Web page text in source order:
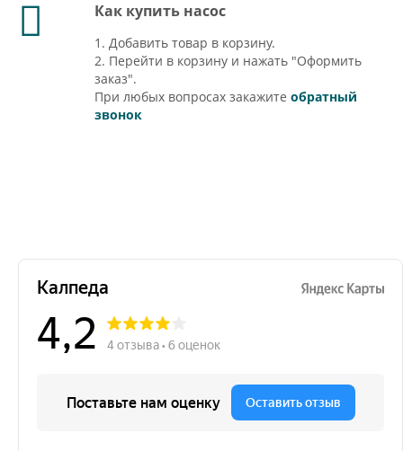
Как купить насос
1. Добавить товар в корзину.
2. Перейти в корзину и нажать "Оформить
заказ".
При любых вопросах закажите обратный
звонок